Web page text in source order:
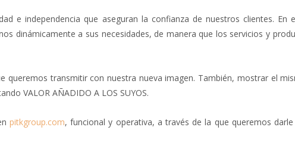
e independencia que aseguran la confianza de nuestros clientes.
dinámicamente a sus necesidades, de manera que los servicios y
queremos transmitir con nuestra nueva imagen. También, mostrar el
VALOR AÑADIDO A LOS SUYOS.
pitkgroup.com, funcional y operativa, a través de la que queremos